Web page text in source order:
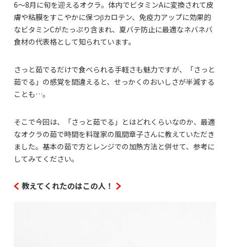
6～8月に旬を迎えるオクラ。体内でビタミンAに変換されて皮
膚や粘膜をすこやかに保つβカロテン、免疫力アップに効果的
なビタミンCがたっぷり含まれ、夏バテ防止に最適なネバネバ
食材の代表格として知られています。
さっと茹でるだけで食べられる手軽さも魅力ですが、「さっと
茹でる」の感覚を間違えると、せっかくのおいしさが半減する
ことも…。
そこで今回は、「さっと茹でる」とはどれくらいなのか、最適
なオクラの茹で時間を料理家の風間章子さんに教えていただき
ました。基本の茹で方とレンジでの加熱方法と併せて、参考に
してみてください。
教えてくれたのはこの人！